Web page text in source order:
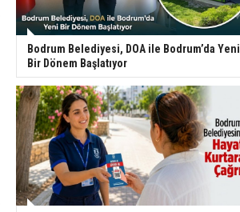
Bodrum Belediyesi, DOA ile Bodrum’da Yeni
Bir Dönem Başlatıyor